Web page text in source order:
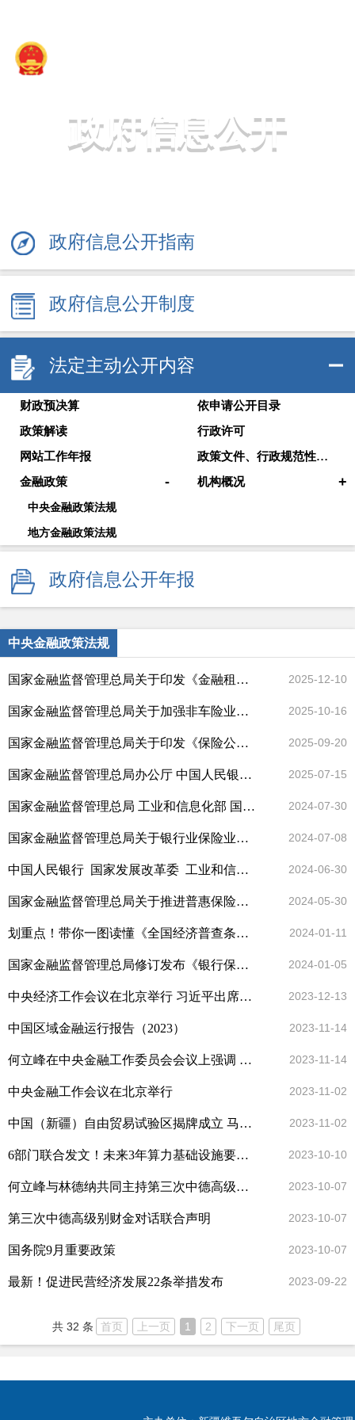
政府信息公开
政府信息公开指南
政府信息公开制度
法定主动公开内容
财政预决算
依申请公开目录
政策解读
行政许可
网站工作年报
政策文件、行政规范性文件
金融政策
-
中央金融政策法规
地方金融政策法规
机构概况 +
政府信息公开年报
中央金融政策法规
国家金融监督管理总局关于印发《金融租赁公司融资租赁业务管理办法》的通知 2025-12-10
国家金融监督管理总局关于加强非车险业务监管有关事项的通知 2025-10-16
国家金融监督管理总局关于印发《保险公司资本保证金管理办法》的通知 2025-09-20
国家金融监督管理总局办公厅 中国人民银行办公厅关于印发《银行业保险业普惠金融高质量发展实施方案》的通知 2025-07-15
国家金融监督管理总局 工业和信息化部 国家发展改革委关于深化制造业金融服务 助力推进新型工业化的通知 2024-07-30
国家金融监督管理总局关于银行业保险业做好金融“五篇大文章”的指导意见 2024-07-08
中国人民银行 国家发展改革委 工业和信息化部 财政部 生态环境部 金融监管总局 中国证监会关于进一步强化金融支持绿色低碳发展的指导意见 2024-06-30
国家金融监督管理总局关于推进普惠保险高质量发展的指导意见 2024-05-30
划重点！带你一图读懂《全国经济普查条例》 2024-01-11
国家金融监督管理总局修订发布《银行保险机构操作风险管理办法》 2024-01-05
中央经济工作会议在北京举行 习近平出席会议并发表重要讲话 2023-12-13
中国区域金融运行报告（2023） 2023-11-14
何立峰在中央金融工作委员会会议上强调 金融系统要认真学习贯彻落实中央金融工作会议精神 2023-11-14
中央金融工作会议在北京举行 2023-11-02
中国（新疆）自由贸易试验区揭牌成立 马兴瑞出席仪式并揭牌 2023-11-02
6部门联合发文！未来3年算力基础设施要这样发展 2023-10-10
何立峰与林德纳共同主持第三次中德高级别财金对话 2023-10-07
第三次中德高级别财金对话联合声明 2023-10-07
国务院9月重要政策 2023-10-07
最新！促进民营经济发展22条举措发布 2023-09-22
共 32 条 首页 上一页 1 2 下一页 尾页